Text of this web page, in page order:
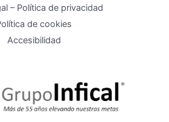
– Política de privacidad
de cookies
Accesibilidad